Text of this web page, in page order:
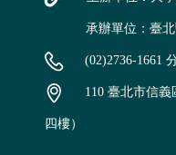
承辦單位：臺
(02)2736-1661
110 臺北市信
四樓）